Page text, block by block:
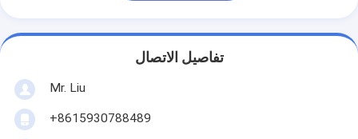
تفاصيل الاتصال
Mr. Liu
+8615930788489